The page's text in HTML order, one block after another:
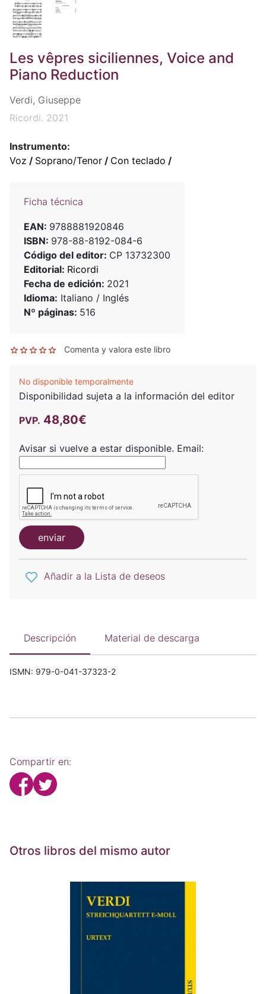
Les vêpres siciliennes, Voice and
Piano Reduction
Verdi, Giuseppe
Ricordi. 2021
Instrumento:
Voz / Soprano/Tenor / Con teclado /
Ficha técnica
EAN: 9788881920846
ISBN: 978-88-8192-084-6
Código del editor: CP 13732300
Editorial: Ricordi
Fecha de edición: 2021
Idioma: Italiano / Inglés
Nº páginas: 516
Comenta y valora este libro
No disponible temporalmente
Disponibilidad sujeta a la información del editor
PVP. 48,80€
Avisar si vuelve a estar disponible. Email:
enviar
Añadir a la Lista de deseos
Descripción Material de descarga
ISMN: 979-0-041-37323-2
Compartir en:
Otros libros del mismo autor